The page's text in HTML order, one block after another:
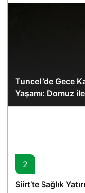
Tunceli’de Gece
Yaşamı: Domuz
2
Siirt’te Sağlık